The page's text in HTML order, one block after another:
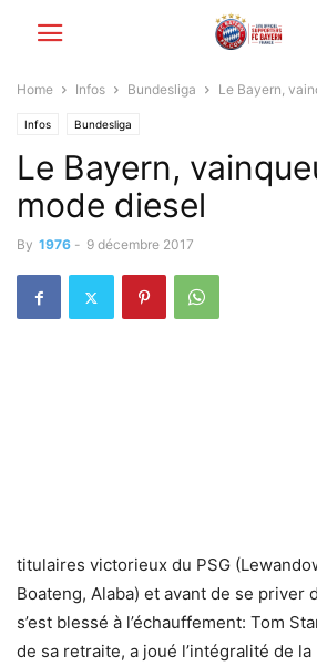
Home Infos Bundesliga Le Bayern,
Infos Bundesliga
Le Bayern,
mode diesel
By 1976 - 9 décembre 2017
titulaires victorieux du PSG
Boateng, Alaba) et avant de se priver
s’est blessé à l’échauffement: Tom
de sa retraite, a joué l’intégralité de